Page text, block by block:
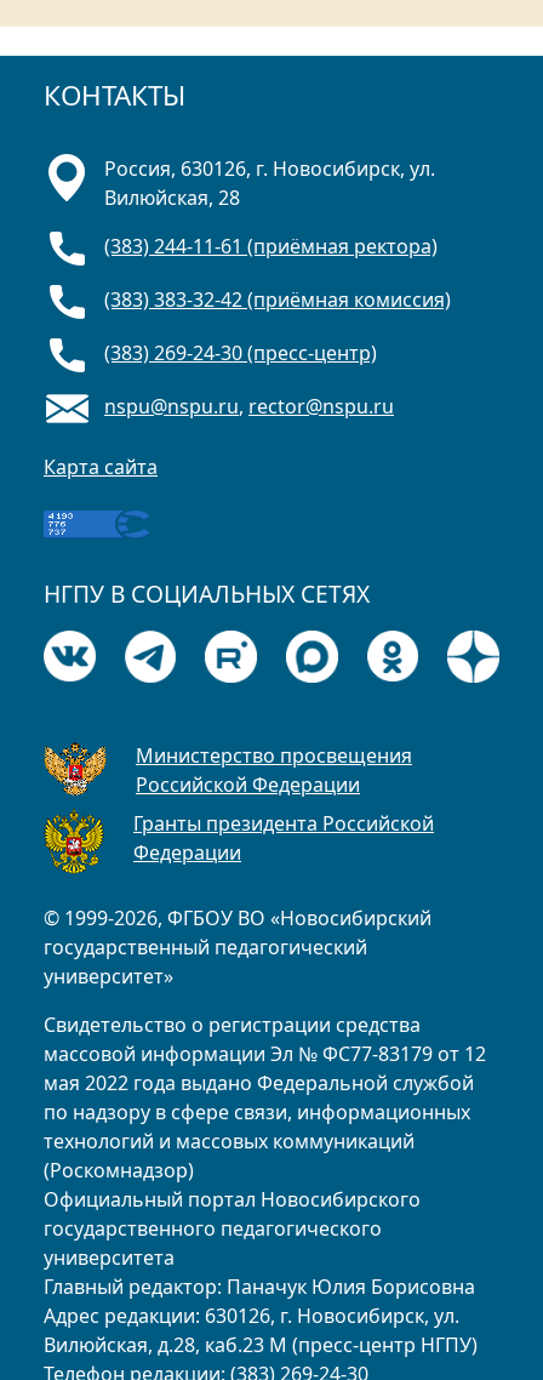
КОНТАКТЫ
© 1999-2026, ФГБОУ ВО «Новосибирский
государственный педагогический
университет»
Свидетельство о регистрации средства
массовой информации Эл № ФС77-83179 от 12
мая 2022 года выдано Федеральной службой
по надзору в сфере связи, информационных
технологий и массовых коммуникаций
(Роскомнадзор)
Официальный портал Новосибирского
государственного педагогического
университета
Главный редактор: Паначук Юлия Борисовна
Адрес редакции: 630126, г. Новосибирск, ул.
Вилюйская, д.28, каб.23 М (пресс-центр НГПУ)
Телефон редакции: (383) 269-24-30
Россия, 630126, г. Новосибирск, ул.
Вилюйская, 28
(383) 244-11-61 (приёмная ректора)
(383) 383-32-42 (приёмная комиссия)
(383) 269-24-30 (пресс-центр)
nspu@nspu.ru, rector@nspu.ru
Карта сайта
НГПУ В СОЦИАЛЬНЫХ СЕТЯХ
Министерство просвещения
Российской Федерации
Гранты президента Российской
Федерации